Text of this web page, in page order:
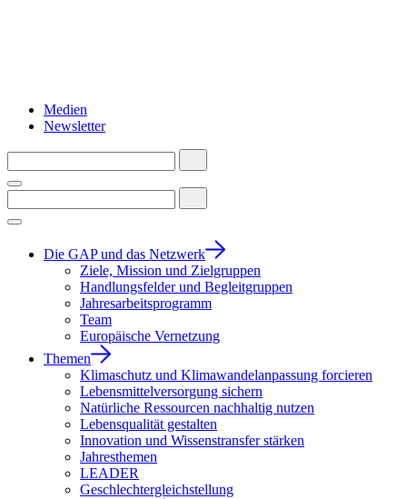
Medien
Newsletter
Die GAP und das Netzwerk
Ziele, Mission und Zielgruppen
Handlungsfelder und Begleitgruppen
Jahresarbeitsprogramm
Team
Europäische Vernetzung
Themen
Klimaschutz und Klimawandelanpassung forcieren
Lebensmittelversorgung sichern
Natürliche Ressourcen nachhaltig nutzen
Lebensqualität gestalten
Innovation und Wissenstransfer stärken
Jahresthemen
LEADER
Geschlechtergleichstellung